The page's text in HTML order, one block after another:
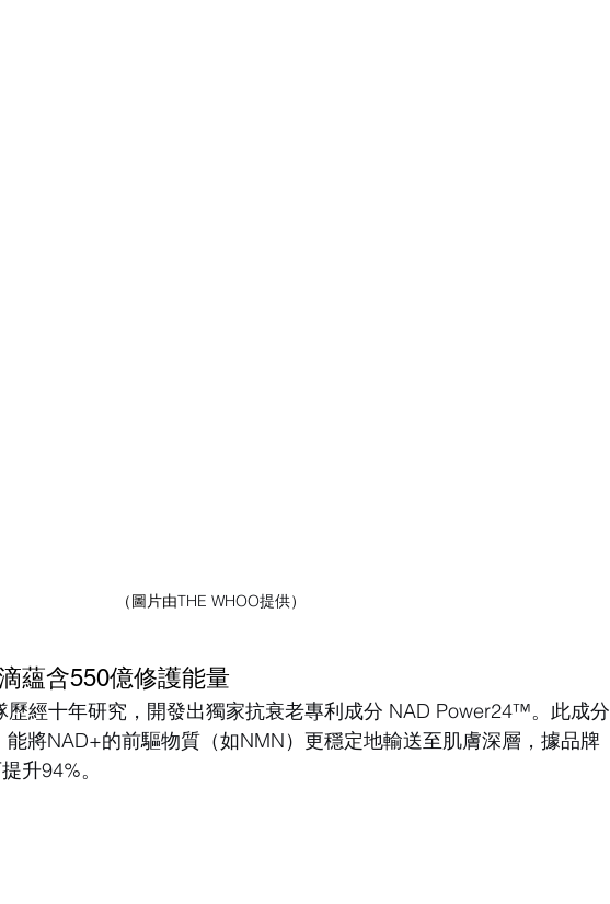
（圖片由THE WHOO提供）
蘊含550億修護能量
歷經十年研究，開發出獨家抗衰老專利成分 NAD Power24™。此成分
將NAD+的前驅物質（如NMN）更穩定地輸送至肌膚深層，據品牌
升94%。